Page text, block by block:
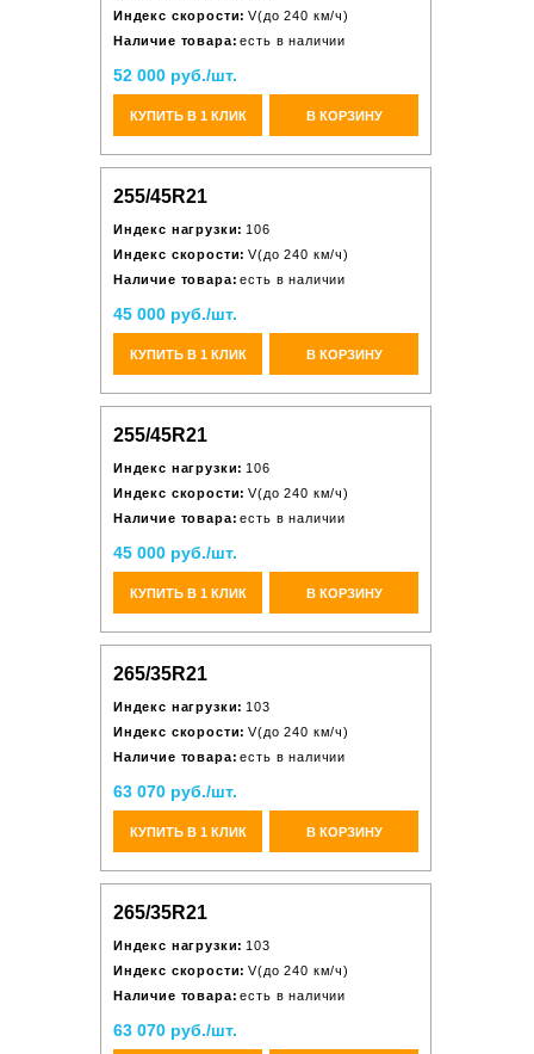
Индекс скорости: V(до 240 км/ч)
Наличие товара: есть в наличии
52 000 руб./шт.
КУПИТЬ В 1 КЛИК В КОРЗИНУ
255/45R21
Индекс нагрузки: 106
Индекс скорости: V(до 240 км/ч)
Наличие товара: есть в наличии
45 000 руб./шт.
КУПИТЬ В 1 КЛИК В КОРЗИНУ
255/45R21
Индекс нагрузки: 106
Индекс скорости: V(до 240 км/ч)
Наличие товара: есть в наличии
45 000 руб./шт.
КУПИТЬ В 1 КЛИК В КОРЗИНУ
265/35R21
Индекс нагрузки: 103
Индекс скорости: V(до 240 км/ч)
Наличие товара: есть в наличии
63 070 руб./шт.
КУПИТЬ В 1 КЛИК В КОРЗИНУ
265/35R21
Индекс нагрузки: 103
Индекс скорости: V(до 240 км/ч)
Наличие товара: есть в наличии
63 070 руб./шт.